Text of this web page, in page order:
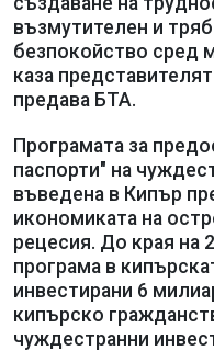
възмутителен и
безпокойство сред
каза
предава БТА.
Програмата за
паспорти" на
въведена в Кипър
икономиката на
рецесия. До края на
програма в
инвестирани 6
кипърско
чуждестранни